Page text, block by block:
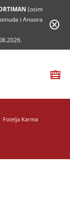
(osim
i Anoora
Fotelja Karma